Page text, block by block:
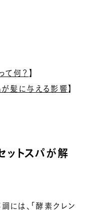
て何？ 】
が髪に与える影響 】
ットスパが解
には、「酵素クレン